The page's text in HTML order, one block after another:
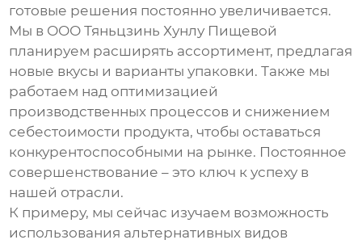
готовые решения постоянно увеличивается.
Мы в ООО Тяньцзинь Хунлу Пищевой
планируем расширять ассортимент, предлагая
новые вкусы и варианты упаковки. Также мы
работаем над оптимизацией
производственных процессов и снижением
себестоимости продукта, чтобы оставаться
конкурентоспособными на рынке. Постоянное
совершенствование – это ключ к успеху в
нашей отрасли.
К примеру, мы сейчас изучаем возможность
использования альтернативных видов